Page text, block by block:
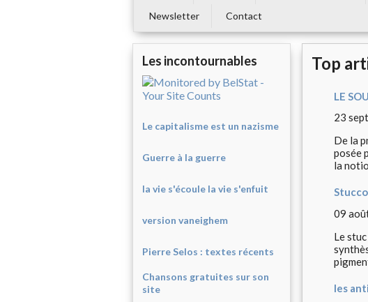
Newsletter
Contact
Les incontournables
Le capitalisme est un nazisme
Guerre à la guerre
la vie s'écoule la vie s'enfuit
version vaneighem
Pierre Selos : textes récents
Chansons gratuites sur son
site
Top
LE
23
De la
posée
la
09
Le
les